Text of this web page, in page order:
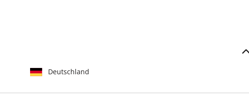
/ Woche
Hierstern+ Abo wählen
Deutschland